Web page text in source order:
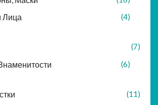
Лица (4)
(7)
(6)
(11)